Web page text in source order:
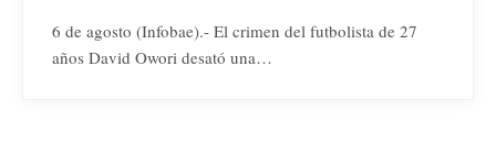
6 de agosto (Infobae).- El crimen del futbolista de 27
años David Owori desató una…